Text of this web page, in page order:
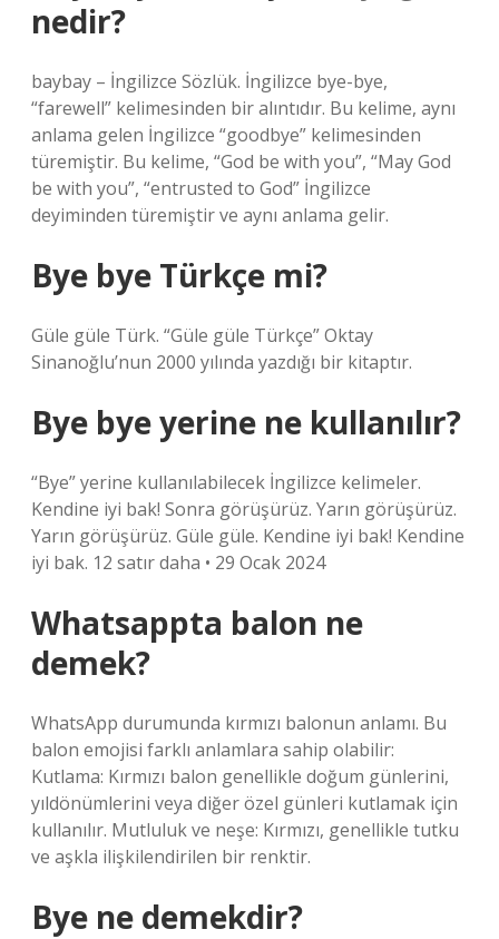
nedir?
baybay – İngilizce Sözlük. İngilizce bye-bye,
“farewell” kelimesinden bir alıntıdır. Bu kelime, aynı
anlama gelen İngilizce “goodbye” kelimesinden
türemiştir. Bu kelime, “God be with you”, “May God
be with you”, “entrusted to God” İngilizce
deyiminden türemiştir ve aynı anlama gelir.
Bye bye Türkçe mi?
Güle güle Türk. “Güle güle Türkçe” Oktay
Sinanoğlu’nun 2000 yılında yazdığı bir kitaptır.
Bye bye yerine ne kullanılır?
“Bye” yerine kullanılabilecek İngilizce kelimeler.
Kendine iyi bak! Sonra görüşürüz. Yarın görüşürüz.
Yarın görüşürüz. Güle güle. Kendine iyi bak! Kendine
iyi bak. 12 satır daha • 29 Ocak 2024
Whatsappta balon ne
demek?
WhatsApp durumunda kırmızı balonun anlamı. Bu
balon emojisi farklı anlamlara sahip olabilir:
Kutlama: Kırmızı balon genellikle doğum günlerini,
yıldönümlerini veya diğer özel günleri kutlamak için
kullanılır. Mutluluk ve neşe: Kırmızı, genellikle tutku
ve aşkla ilişkilendirilen bir renktir.
Bye ne demekdir?